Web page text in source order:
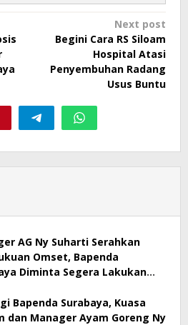
Next post
Begini Cara RS Siloam
Hospital Atasi
Penyembuhan Radang
Usus Buntu
AG Ny Suharti Serahkan
Omset, Bapenda
Diminta Segera Lakukan
Bapenda Surabaya, Kuasa
dan Manager Ayam Goreng Ny